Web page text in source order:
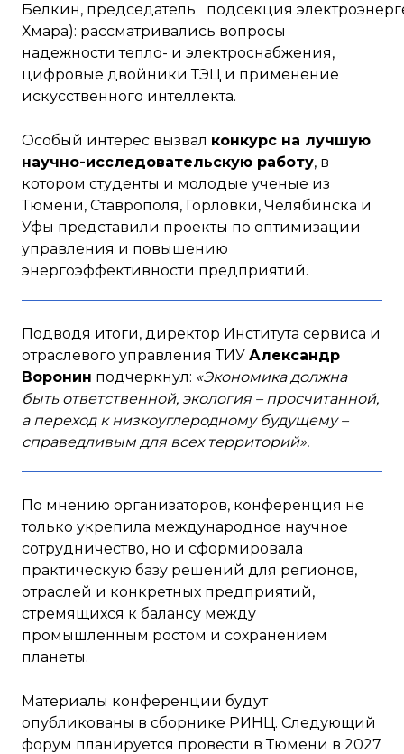
Белкин, председатель подсекция
Хмара): рассматривались вопросы
надежности тепло- и электроснабжения,
цифровые двойники ТЭЦ и применение
искусственного интеллекта.
Особый интерес вызвал конкурс на лучшую
научно-исследовательскую работу, в
котором студенты и молодые ученые из
Тюмени, Ставрополя, Горловки, Челябинска и
Уфы представили проекты по оптимизации
управления и повышению
энергоэффективности предприятий.
Подводя итоги, директор Института сервиса и
отраслевого управления ТИУ Александр
Воронин подчеркнул: «Экономика должна
быть ответственной, экология – просчитанной,
а переход к низкоуглеродному будущему –
справедливым для всех территорий».
По мнению организаторов, конференция не
только укрепила международное научное
сотрудничество, но и сформировала
практическую базу решений для регионов,
отраслей и конкретных предприятий,
стремящихся к балансу между
промышленным ростом и сохранением
планеты.
Материалы конференции будут
опубликованы в сборнике РИНЦ. Следующий
форум планируется провести в Тюмени в 2027